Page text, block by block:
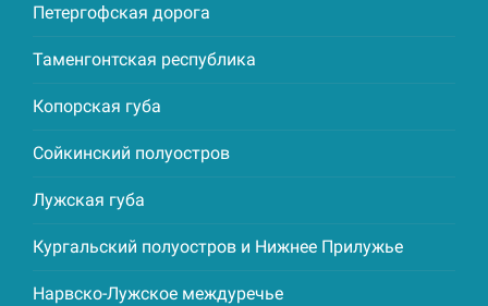
Петергофская дорога
Таменгонтская республика
Копорская губа
Сойкинский полуостров
Лужская губа
Кургальский полуостров и Нижнее Прилужье
Нарвско-Лужское междуречье